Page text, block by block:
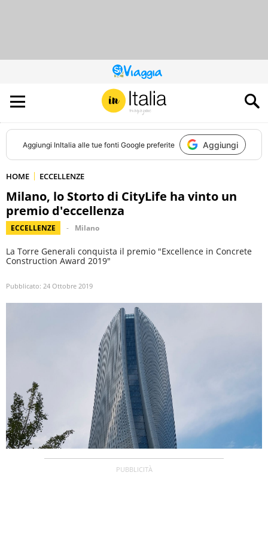
QUESTO
SITO
CONTRIBUISCE
ALL’AUDIENCE
DI
Aggiungi InItalia alle tue fonti Google preferite Aggiungi
HOME ECCELLENZE
Milano, lo Storto di CityLife ha vinto un
premio d'eccellenza
ECCELLENZE Milano
La Torre Generali conquista il premio "Excellence in Concrete
Construction Award 2019"
Pubblicato: 24 Ottobre 2019